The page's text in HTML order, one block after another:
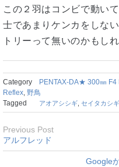
この２羽はコンビで動い
士であまりケンカをしな
トリーって無いのかもし
Category PENTAX-DA★ 300㎜ F4
Reflex 野鳥
Tagged
アオアシシギ セイタカシギ
Previous Post
アルフレッド
Google